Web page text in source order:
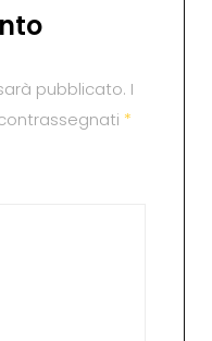
pubblicato. I
*